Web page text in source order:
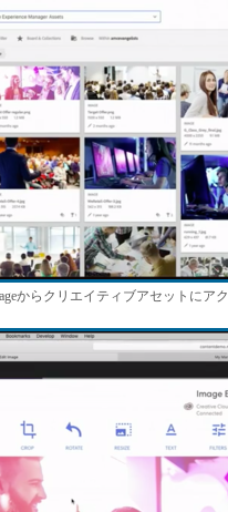
からクリエイティブアセットにア